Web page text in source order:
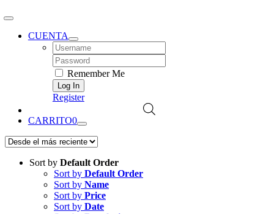
CUENTA
Username:
Password:
Remember Me
Register
CARRITO0
Sort by Default Order
Sort by Default Order
Sort by Name
Sort by Price
Sort by Date